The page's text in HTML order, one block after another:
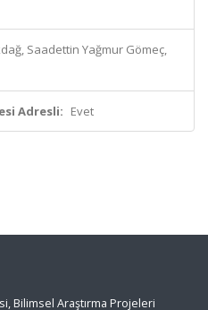
Saadettin Yağmur Gömeç,
Adresli: Evet
Bilimsel Araştırma Projeleri